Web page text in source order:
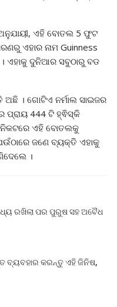
ଅନୁଯାୟୀ, ଏହି ବୋତଲ 5 ଫୁଟ
ଏହାର ନାମ Guinness
ଏହାକୁ ଦୁନିଆର ସବୁଠାରୁ ବଡ
। ଗୋଟିଏ ନର୍ମାଲ ସାଇଜର
ପ୍ରାୟ 444 ଟି ହ୍ଵିସ୍କି
ଏହି ବୋତଲକୁ
ଜଣେ ବ୍ୟକ୍ତି ଏହାକୁ
।
ରଖିଲା ପର ପୁରୁଷ ସହ ଅବୈଧ
ବ୍ୟବହାର କରନ୍ତୁ ଏହି ଜିନିଷ,